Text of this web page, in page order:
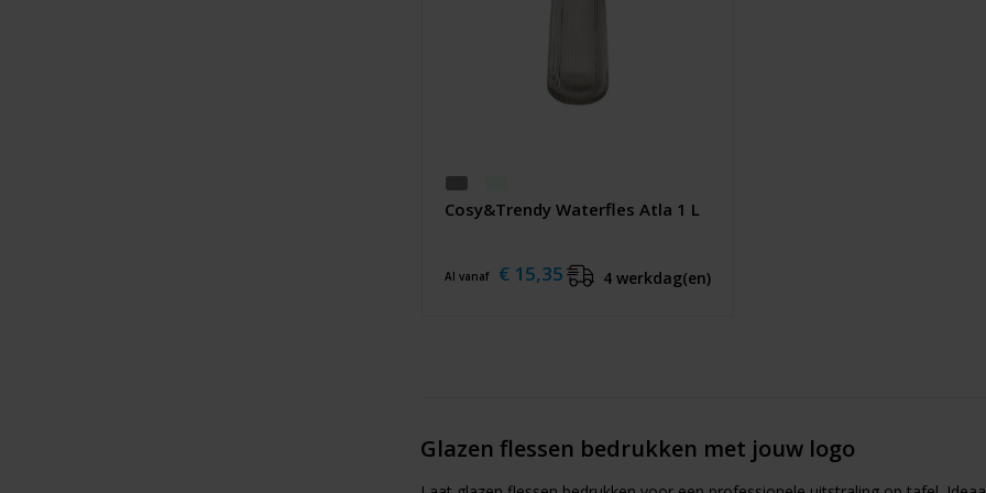
Cosy&Trendy Waterfles Atla 1 L
Al vanaf € 15,35 4 werkdag(en)
Glazen flessen bedrukken met jouw logo